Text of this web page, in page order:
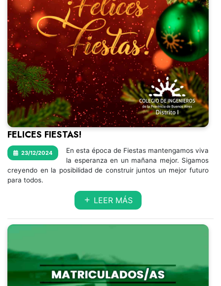
FELICES FIESTAS!
23/12/2024
En esta época de Fiestas mantengamos viva
la esperanza en un mañana mejor. Sigamos
creyendo en la posibilidad de construir juntos un mejor futuro
para todos.
LEER MÁS